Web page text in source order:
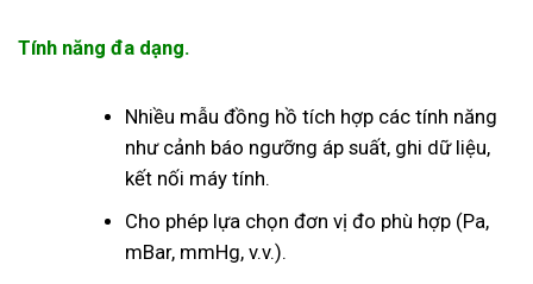
Tính năng đa dạng.
Nhiều mẫu đồng hồ tích hợp các tính năng
như cảnh báo ngưỡng áp suất, ghi dữ liệu,
kết nối máy tính.
Cho phép lựa chọn đơn vị đo phù hợp (Pa,
mBar, mmHg, v.v.).